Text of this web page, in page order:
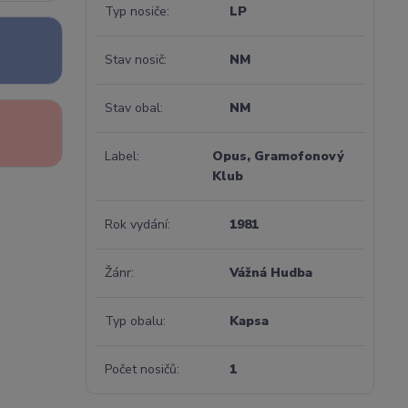
Typ nosiče LP
Stav nosič NM
Stav obal NM
Label
Opus, Gramofonový
Klub
Rok vydání 1981
Žánr Vážná Hudba
Typ obalu Kapsa
Počet nosičů 1